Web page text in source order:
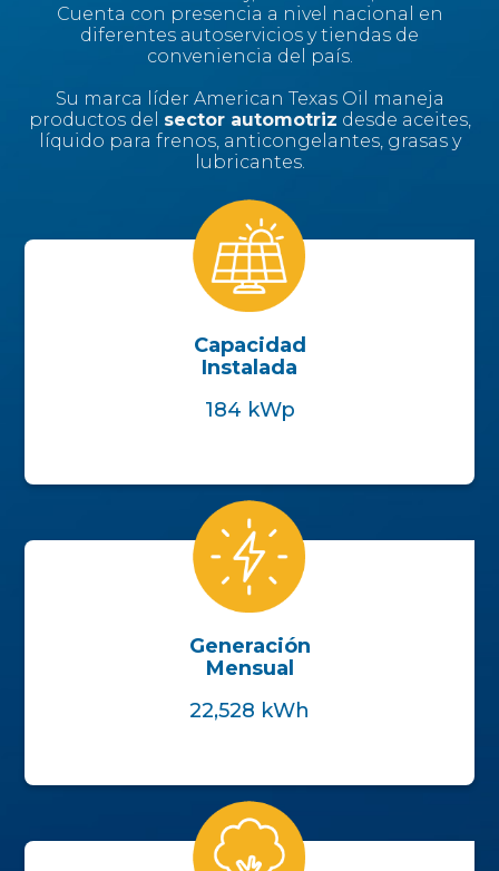
Cuenta con presencia a nivel nacional en
diferentes autoservicios y tiendas de
conveniencia del país.
Su marca líder American Texas Oil maneja
productos del sector automotriz desde aceites,
líquido para frenos, anticongelantes, grasas y
lubricantes.
Capacidad
Instalada
184 kWp
Generación
Mensual
22,528 kWh